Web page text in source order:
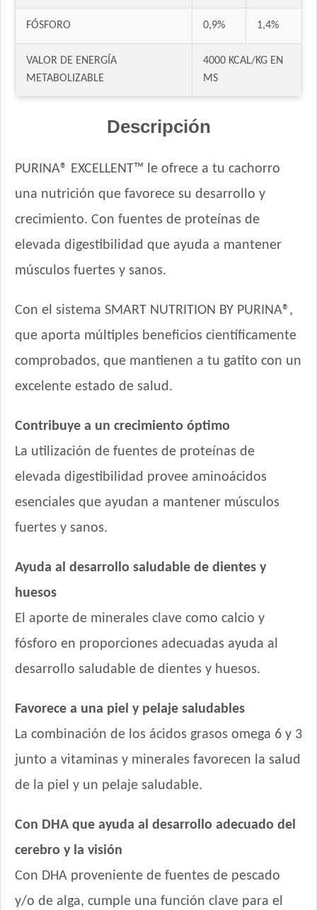
FÓSFORO 0,9% 1,4%
VALOR DE ENERGÍA
METABOLIZABLE
4000 KCAL/KG EN
MS
Descripción
PURINA® EXCELLENT™ le ofrece a tu cachorro
una nutrición que favorece su desarrollo y
crecimiento. Con fuentes de proteínas de
elevada digestibilidad que ayuda a mantener
músculos fuertes y sanos.
Con el sistema SMART NUTRITION BY PURINA®,
que aporta múltiples beneficios científicamente
comprobados, que mantienen a tu gatito con un
excelente estado de salud.
Contribuye a un crecimiento óptimo
La utilización de fuentes de proteínas de
elevada digestibilidad provee aminoácidos
esenciales que ayudan a mantener músculos
fuertes y sanos.
Ayuda al desarrollo saludable de dientes y
huesos
El aporte de minerales clave como calcio y
fósforo en proporciones adecuadas ayuda al
desarrollo saludable de dientes y huesos.
Favorece a una piel y pelaje saludables
La combinación de los ácidos grasos omega 6 y 3
junto a vitaminas y minerales favorecen la salud
de la piel y un pelaje saludable.
Con DHA que ayuda al desarrollo adecuado del
cerebro y la visión
Con DHA proveniente de fuentes de pescado
y/o de alga, cumple una función clave para el